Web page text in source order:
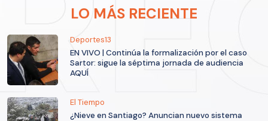
LO MÁS RECIENTE
Deportes13
EN VIVO | Continúa la formalización por el caso
Sartor: sigue la séptima jornada de audiencia
AQUÍ
El Tiempo
¿Nieve en Santiago? Anuncian nuevo sistema